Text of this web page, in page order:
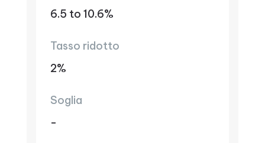
6.5 to 10.6%
Tasso ridotto
2%
Soglia
-